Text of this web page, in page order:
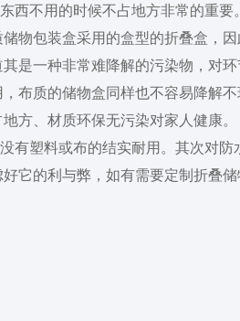
不用的时候不占地方非常的重要。
物包装盒采用的盒型的折叠盒，因
是一种非常难降解的污染物，对环
布质的储物盒同样也不容易降解不
方、材质环保无污染对家人健康。
塑料或布的结实耐用。其次对防
它的利与弊，如有需要定制折叠储